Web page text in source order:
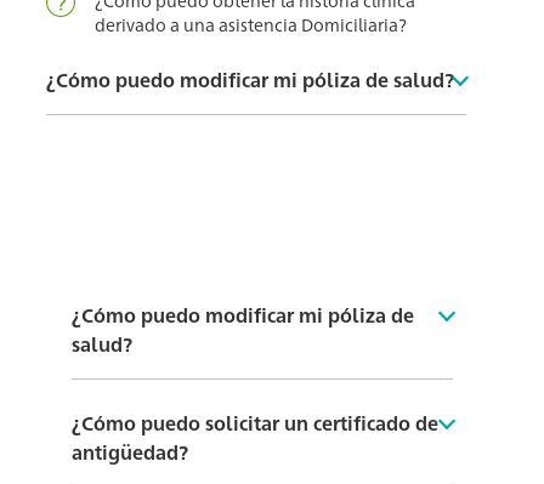
derivado a una asistencia Domiciliaria?
¿Cómo puedo modificar mi póliza de salud?
¿Cómo puedo modificar mi póliza de
salud?
¿Cómo puedo solicitar un certificado de
antigüedad?